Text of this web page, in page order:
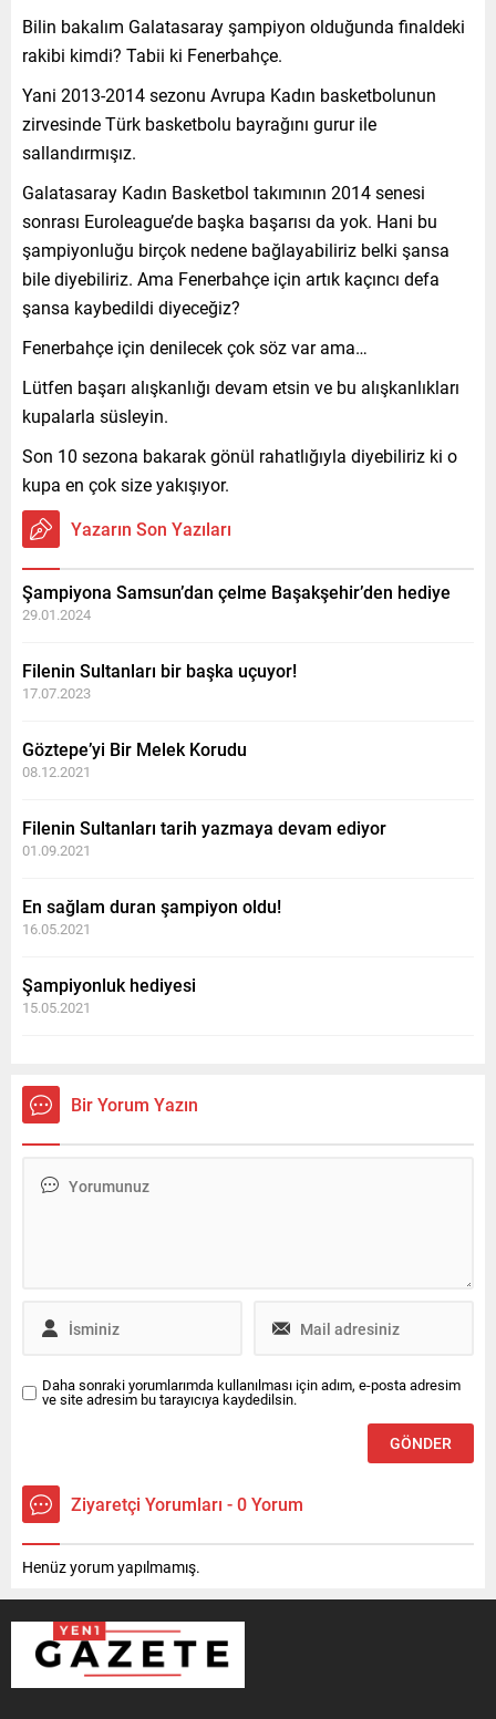
Bilin bakalım Galatasaray şampiyon olduğunda finaldeki
rakibi kimdi? Tabii ki Fenerbahçe.
Yani 2013-2014 sezonu Avrupa Kadın basketbolunun
zirvesinde Türk basketbolu bayrağını gurur ile
sallandırmışız.
Galatasaray Kadın Basketbol takımının 2014 senesi
sonrası Euroleague’de başka başarısı da yok. Hani bu
şampiyonluğu birçok nedene bağlayabiliriz belki şansa
bile diyebiliriz. Ama Fenerbahçe için artık kaçıncı defa
şansa kaybedildi diyeceğiz?
Fenerbahçe için denilecek çok söz var ama…
Lütfen başarı alışkanlığı devam etsin ve bu alışkanlıkları
kupalarla süsleyin.
Son 10 sezona bakarak gönül rahatlığıyla diyebiliriz ki o
kupa en çok size yakışıyor.
Yazarın Son Yazıları
Şampiyona Samsun’dan çelme Başakşehir’den hediye
29.01.2024
Filenin Sultanları bir başka uçuyor!
17.07.2023
Göztepe’yi Bir Melek Korudu
08.12.2021
Filenin Sultanları tarih yazmaya devam ediyor
01.09.2021
En sağlam duran şampiyon oldu!
16.05.2021
Şampiyonluk hediyesi
15.05.2021
Bir Yorum Yazın
Daha sonraki yorumlarımda kullanılması için adım, e-posta adresim
ve site adresim bu tarayıcıya kaydedilsin.
Ziyaretçi Yorumları - 0 Yorum
Henüz yorum yapılmamış.